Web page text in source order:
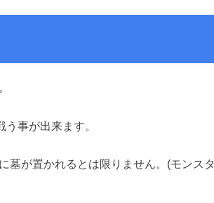
事が出来ます。
墓が置かれるとは限りません。(モンスタ